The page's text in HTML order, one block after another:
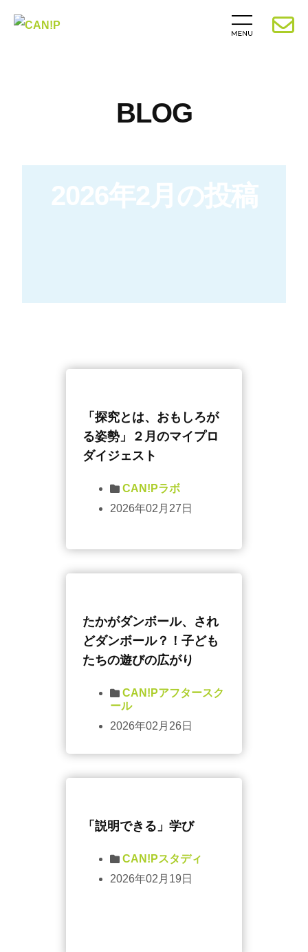
BLOG
2026年2月の投稿
「探究とは、おもしろが
る姿勢」２月のマイプロ
ダイジェスト
CAN!Pラボ
2026年02月27日
たかがダンボール、され
どダンボール？！子ども
たちの遊びの広がり
CAN!Pアフタースク
ール
2026年02月26日
「説明できる」学び
CAN!Pスタディ
2026年02月19日